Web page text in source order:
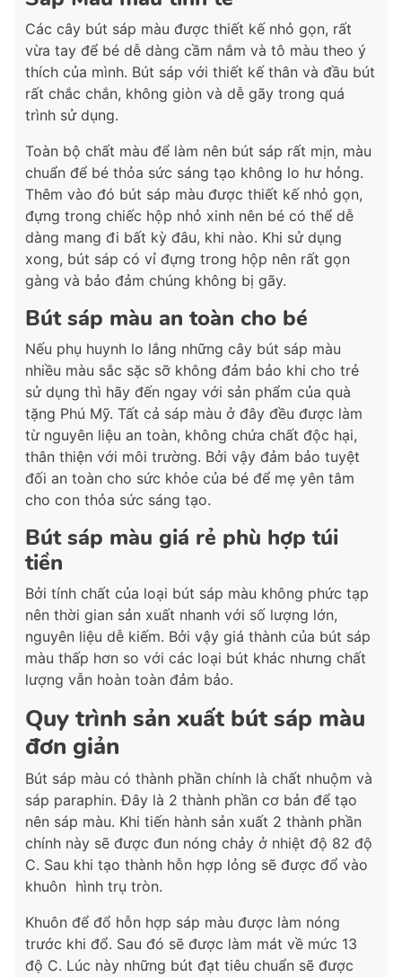
Các cây bút sáp màu được thiết kế nhỏ gọn, rất
vừa tay để bé dễ dàng cầm nắm và tô màu theo ý
thích của mình. Bút sáp với thiết kế thân và đầu bút
rất chắc chắn, không giòn và dễ gãy trong quá
trình sử dụng.
Toàn bộ chất màu để làm nên bút sáp rất mịn, màu
chuẩn để bé thỏa sức sáng tạo không lo hư hỏng.
Thêm vào đó bút sáp màu được thiết kế nhỏ gọn,
đựng trong chiếc hộp nhỏ xinh nên bé có thể dễ
dàng mang đi bất kỳ đâu, khi nào. Khi sử dụng
xong, bút sáp có vỉ đựng trong hộp nên rất gọn
gàng và bảo đảm chúng không bị gãy.
Bút sáp màu an toàn cho bé
Nếu phụ huynh lo lắng những cây bút sáp màu
nhiều màu sắc sặc sỡ không đảm bảo khi cho trẻ
sử dụng thì hãy đến ngay với sản phẩm của quà
tặng Phú Mỹ. Tất cả sáp màu ở đây đều được làm
từ nguyên liệu an toàn, không chứa chất độc hại,
thân thiện với môi trường. Bởi vậy đảm bảo tuyệt
đối an toàn cho sức khỏe của bé để mẹ yên tâm
cho con thỏa sức sáng tạo.
Bút sáp màu giá rẻ phù hợp túi
tiền
Bởi tính chất của loại bút sáp màu không phức tạp
nên thời gian sản xuất nhanh với số lượng lớn,
nguyên liệu dễ kiếm. Bởi vậy giá thành của bút sáp
màu thấp hơn so với các loại bút khác nhưng chất
lượng vẫn hoàn toàn đảm bảo.
Quy trình sản xuất bút sáp màu
đơn giản
Bút sáp màu có thành phần chính là chất nhuộm và
sáp paraphin. Đây là 2 thành phần cơ bản để tạo
nên sáp màu. Khi tiến hành sản xuất 2 thành phần
chính này sẽ được đun nóng chảy ở nhiệt độ 82 độ
C. Sau khi tạo thành hỗn hợp lỏng sẽ được đổ vào
khuôn hình trụ tròn.
Khuôn để đổ hỗn hợp sáp màu được làm nóng
trước khi đổ. Sau đó sẽ được làm mát về mức 13
độ C. Lúc này những bút đạt tiêu chuẩn sẽ được